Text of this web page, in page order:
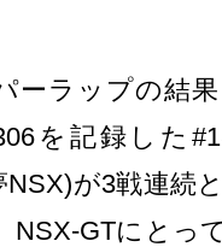
ーラップの結
を記録した
NSX)が3戦連続
NSX-GTにとっ